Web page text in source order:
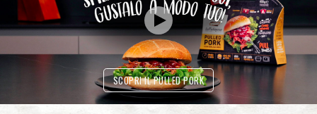
SCOPRI IL PULLED PORK